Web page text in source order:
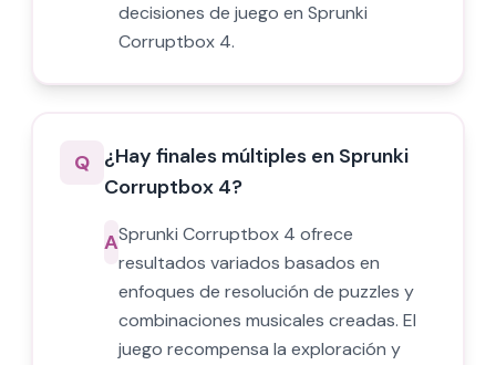
decisiones de juego en Sprunki
Corruptbox 4.
Q ¿Hay finales múltiples en Sprunki
Corruptbox 4?
ASprunki Corruptbox 4 ofrece
resultados variados basados en
enfoques de resolución de puzzles y
combinaciones musicales creadas. El
juego recompensa la exploración y